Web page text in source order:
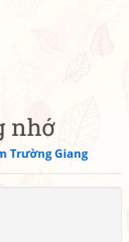
nhớ
Trường Giang